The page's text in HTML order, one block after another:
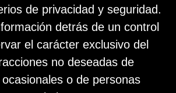
de privacidad y seguridad.
detrás de un control
el carácter exclusivo del
no deseadas de
o de personas